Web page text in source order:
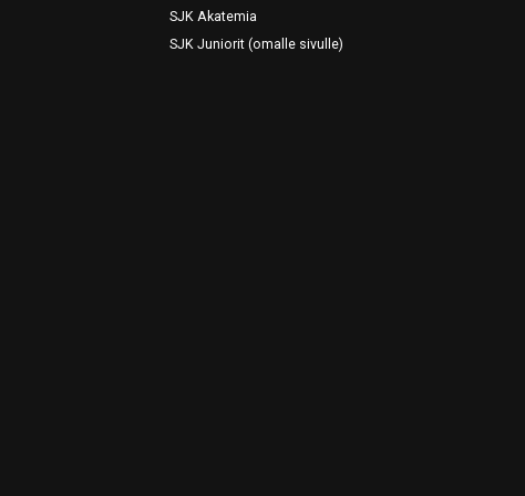
SJK Akatemia
SJK Juniorit (omalle sivulle)